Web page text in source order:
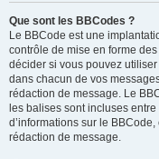
Que sont les BBCodes ?
Le BBCode est une
contrôle de mise en forme
décider si vous pouvez
dans chacun de vos
rédaction de message. Le
les balises sont incluses
d’informations sur le
rédaction de message.